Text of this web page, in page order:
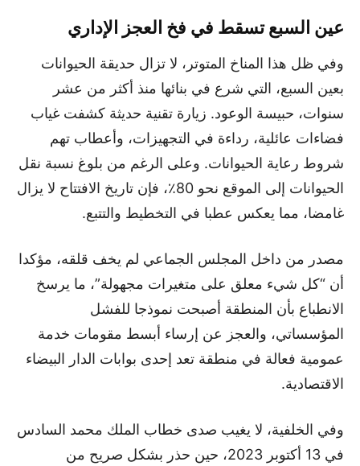
عين السبع تسقط في فخ العجز الإداري
وفي ظل هذا المناخ المتوتر، لا تزال حديقة الحيوانات
بعين السبع، التي شرع في بنائها منذ أكثر من عشر
سنوات، حبيسة الوعود. زيارة تقنية حديثة كشفت غياب
فضاءات عائلية، رداءة في التجهيزات، وأعطاب تهم
شروط رعاية الحيوانات. وعلى الرغم من بلوغ نسبة نقل
الحيوانات إلى الموقع نحو 80٪، فإن تاريخ الافتتاح لا يزال
غامضا، مما يعكس عطبا في التخطيط والتتبع.
مصدر من داخل المجلس الجماعي لم يخف قلقه، مؤكدا
أن “كل شيء معلق على متغيرات مجهولة”، ما يرسخ
الانطباع بأن المنطقة أصبحت نموذجا للفشل
المؤسساتي، والعجز عن إرساء أبسط مقومات خدمة
عمومية فعالة في منطقة تعد إحدى بوابات الدار البيضاء
الاقتصادية.
وفي الخلفية، لا يغيب صدى خطاب الملك محمد السادس
في 13 أكتوبر 2023، حين حذر بشكل صريح من